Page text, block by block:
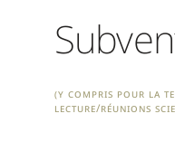
(y compris pour la te
lecture/réunions